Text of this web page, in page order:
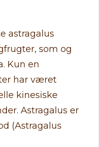
astragalus
som og
Kun en
har været
kinesiske
Astragalus er
(Astragalus